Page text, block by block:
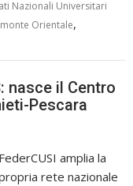
Nazionali Universitari
Orientale,
nasce il Centro
Pescara
FederCUSI amplia la
rete nazionale